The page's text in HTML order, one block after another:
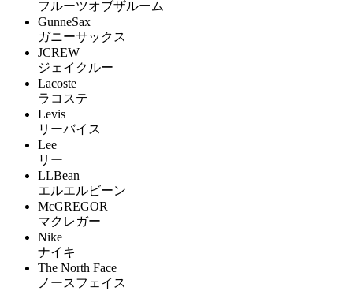
フルーツオブザルーム
GunneSax
ガニーサックス
JCREW
ジェイクルー
Lacoste
ラコステ
Levis
リーバイス
Lee
リー
LLBean
エルエルビーン
McGREGOR
マクレガー
Nike
ナイキ
The North Face
ノースフェイス